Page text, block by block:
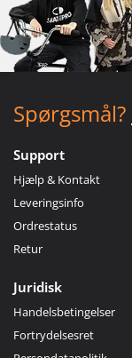
Spørgsmål?
Support
Hjælp & Kontakt
Leveringsinfo
Ordrestatus
Retur
Juridisk
Handelsbetingelser
Fortrydelsesret